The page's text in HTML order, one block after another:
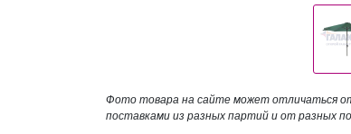
Фото товара на сайте может отличаться
поставками из разных партий и от разных